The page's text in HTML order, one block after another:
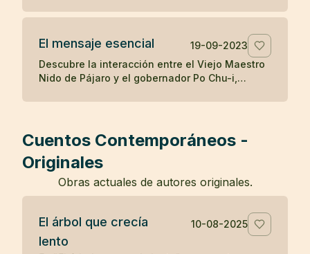
tiempo. Al enfrentar la renuencia del maestro a
audiencia para ilustrar que solo él valora y
comprende la enseñanza del maestro, mientras
que los demás asistentes eran igual de vacíos
en comprensión como las muñecas, resaltando
El mensaje esencial
19-09-2023
Descubre la interacción entre el Viejo Maestro
Nido de Pájaro y el gobernador Po Chu-i,
enseñanza budista de hacer el bien y cultivar
estas verdades.
Cuentos Contemporáneos -
Originales
Obras actuales de autores originales.
El árbol que crecía
lento
10-08-2025